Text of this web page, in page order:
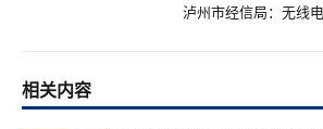
泸州市经信局：无线
相关内容